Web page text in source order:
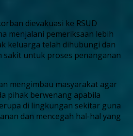
dievakuasi ke RSUD
menjalani pemeriksaan lebih
keluarga telah dihubungi dan
sakit untuk proses penanganan
mengimbau masyarakat agar
pihak berwenang apabila
di lingkungan sekitar guna
dan mencegah hal-hal yang